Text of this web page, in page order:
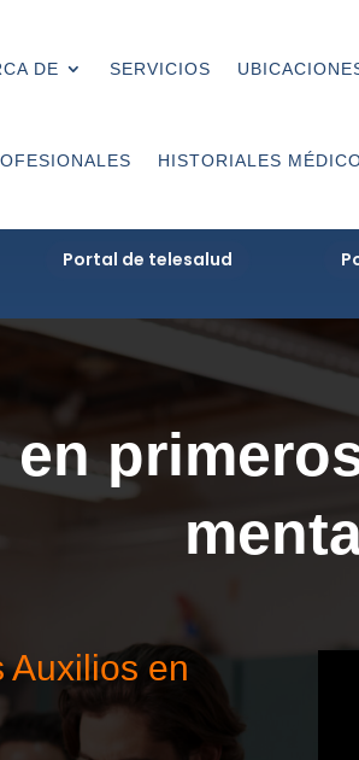
DE SERVICIOS
HISTORIALES
Portal de telesalud
en
Auxilios en